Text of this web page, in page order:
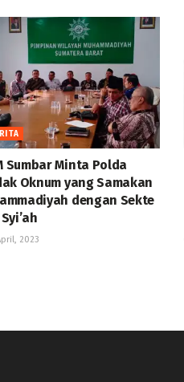
Sumbar Minta Polda
Oknum yang Samakan
dengan Sekte
2023